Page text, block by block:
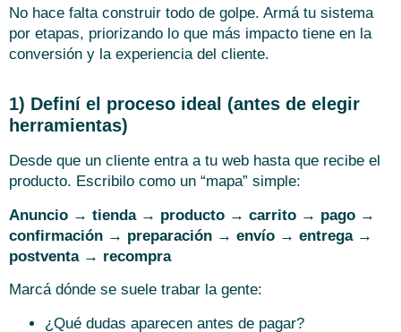
No hace falta construir todo de golpe. Armá tu sistema
por etapas, priorizando lo que más impacto tiene en la
conversión y la experiencia del cliente.
1) Definí el proceso ideal (antes de elegir
herramientas)
Desde que un cliente entra a tu web hasta que recibe el
producto. Escribilo como un “mapa” simple:
Anuncio → tienda → producto → carrito → pago →
confirmación → preparación → envío → entrega →
postventa → recompra
Marcá dónde se suele trabar la gente:
¿Qué dudas aparecen antes de pagar?